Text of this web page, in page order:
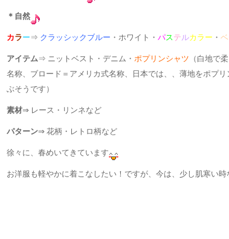
＊自然
カラー ⇒ クラッシックブルー ・ホワイト・ パステルカラー ・
アイテム⇒ ニットベスト・デニム・ ポプリンシャツ （白地で
名称、ブロード＝アメリカ式名称、日本では、、薄地をポプ
ぶそうです）
素材⇒ レース・リンネなど
パターン⇒ 花柄・レトロ柄など
徐々に、春めいてきています
お洋服も軽やかに着こなしたい！ですが、今は、少し肌寒い